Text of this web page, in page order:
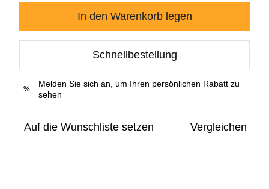
In den Warenkorb legen
Schnellbestellung
%
Melden Sie sich an, um Ihren persönlichen Rabatt zu
sehen
Auf die Wunschliste setzen Vergleichen